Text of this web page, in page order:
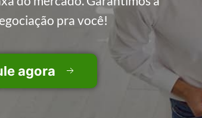
pra você!
agora